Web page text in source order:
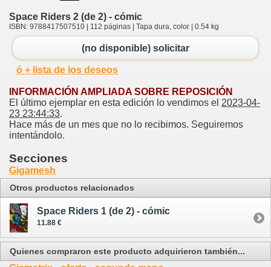
Space Riders 2 (de 2) - cómic
ISBN: 9788417507510 | 112 páginas | Tapa dura, color | 0.54 kg
(no disponible) solicitar
ó + lista de los deseos
INFORMACIÓN AMPLIADA SOBRE REPOSICIÓN
El último ejemplar en esta edición lo vendimos el 2023-04-
23 23:44:33.
Hace más de un mes que no lo recibimos. Seguiremos
intentándolo.
Secciones
Gigamesh
Otros productos relacionados
Space Riders 1 (de 2) - cómic
11.88 €
Quienes compraron este producto adquirieron también...